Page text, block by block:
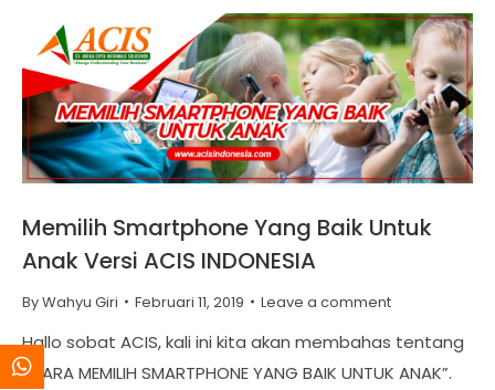
Memilih Smartphone Yang Baik Untuk
Anak Versi ACIS INDONESIA
ByWahyu Giri Februari 11, 2019 Leave a comment
Hallo sobat ACIS, kali ini kita akan membahas tentang
“CARA MEMILIH SMARTPHONE YANG BAIK UNTUK ANAK”.